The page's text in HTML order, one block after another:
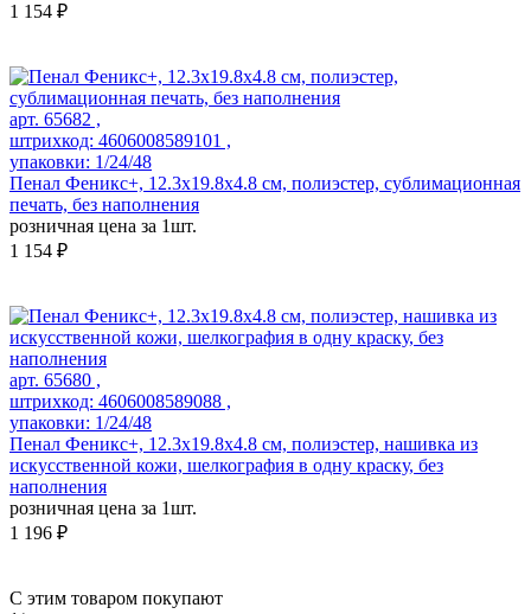
1 154 ₽
арт. 65682 ,
штрихкод: 4606008589101 ,
упаковки: 1/24/48
Пенал Феникс+, 12.3x19.8x4.8 см, полиэстер, сублимационная
печать, без наполнения
розничная цена за 1шт.
1 154 ₽
арт. 65680 ,
штрихкод: 4606008589088 ,
упаковки: 1/24/48
Пенал Феникс+, 12.3x19.8x4.8 см, полиэстер, нашивка из
искусственной кожи, шелкография в одну краску, без
наполнения
розничная цена за 1шт.
1 196 ₽
С этим товаром покупают